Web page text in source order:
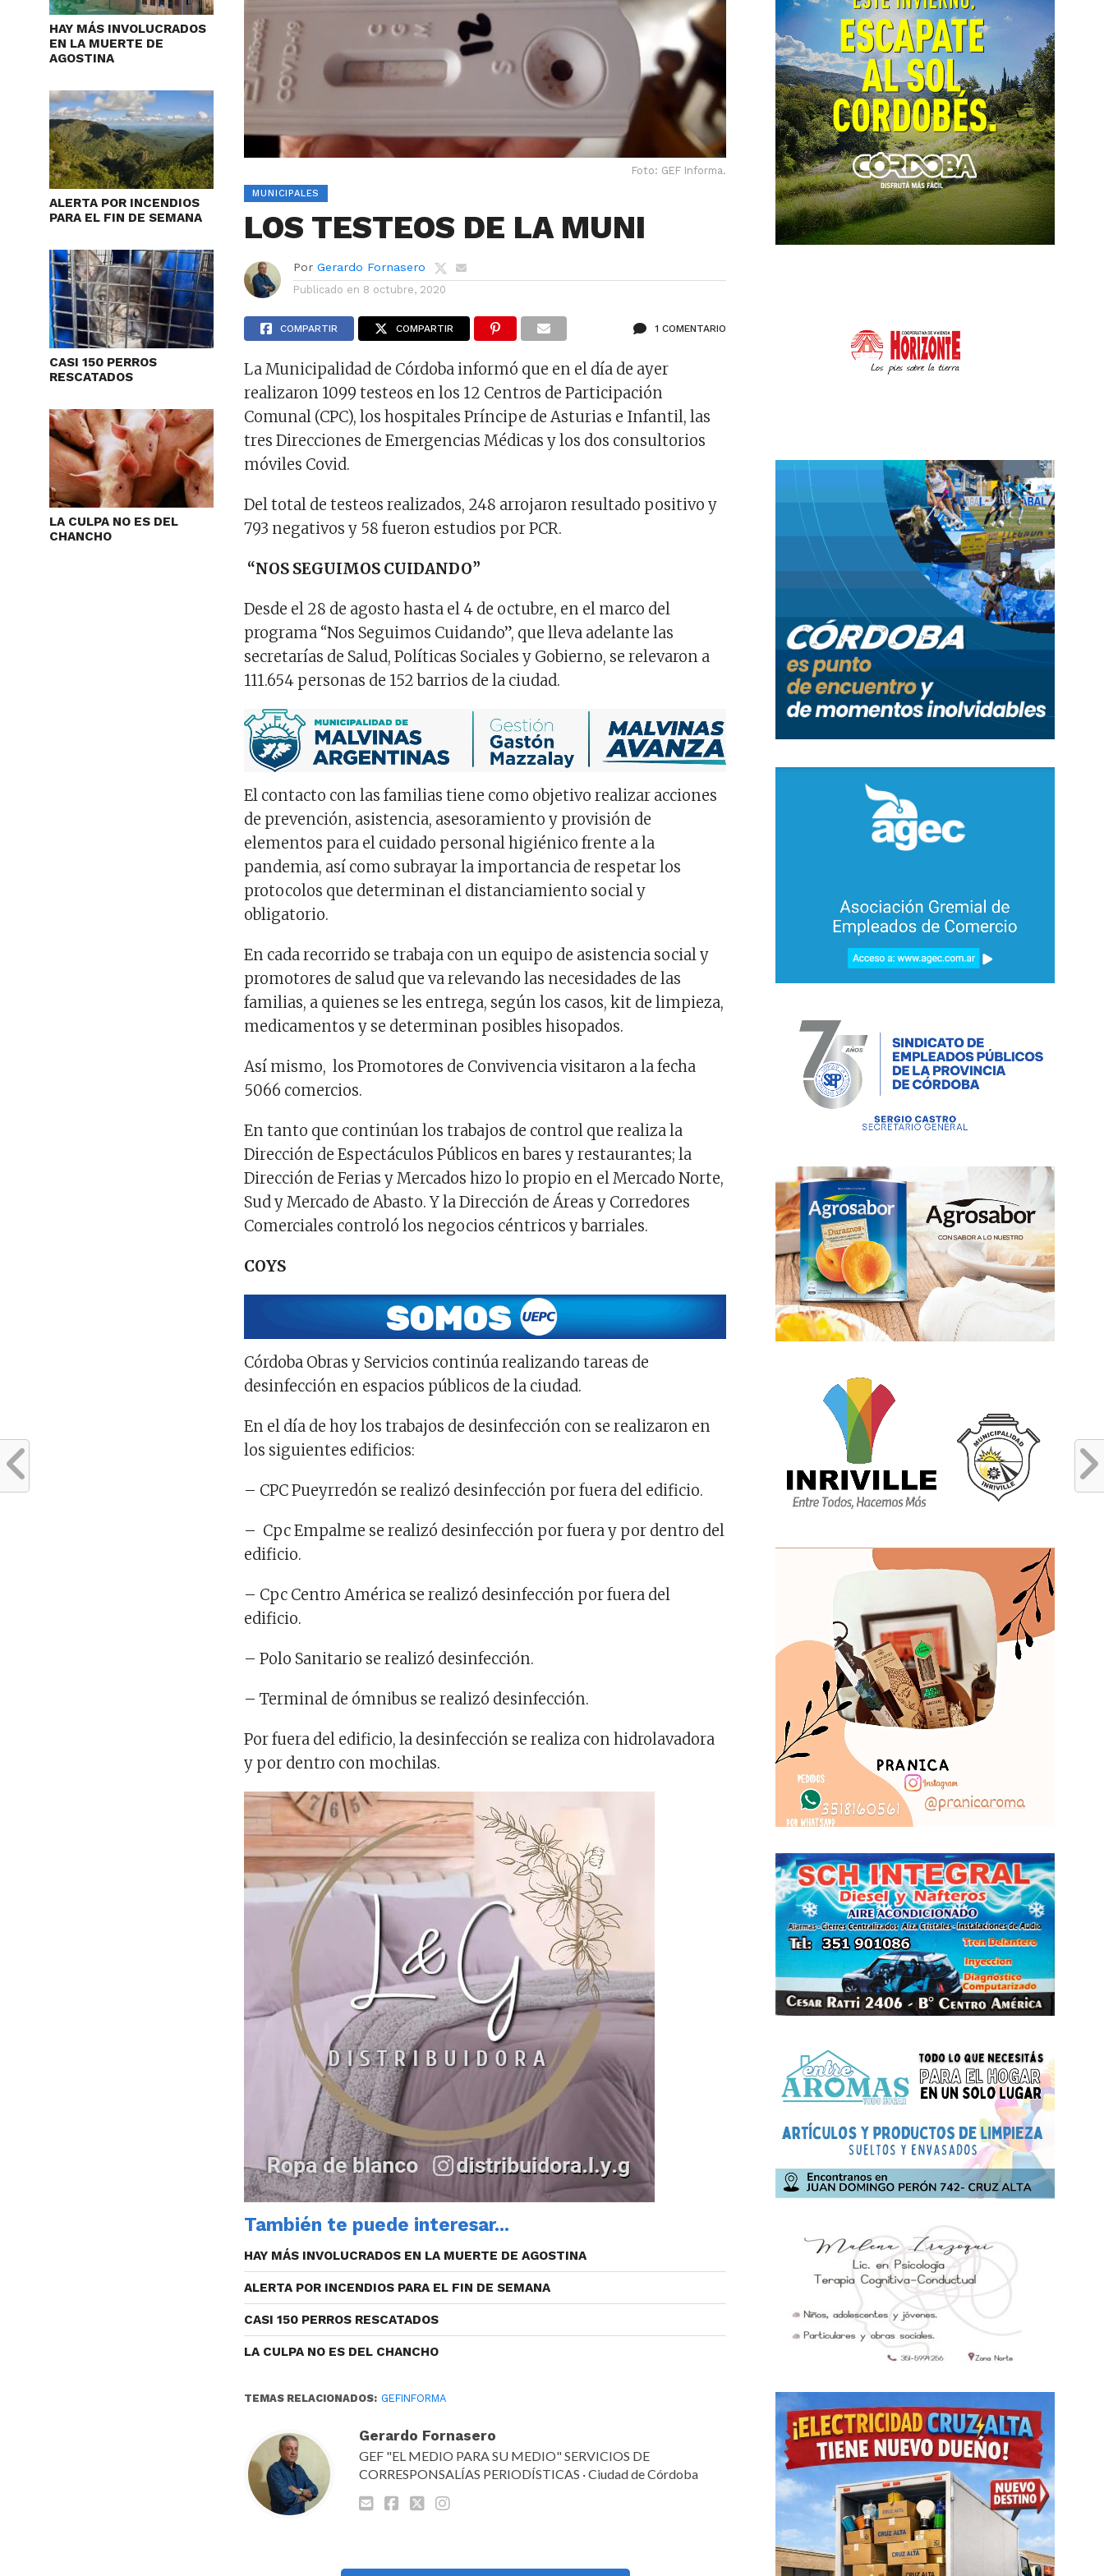
HAY MÁS INVOLUCRADOS
EN LA MUERTE DE
AGOSTINA
ALERTA POR INCENDIOS
PARA EL FIN DE SEMANA
CASI 150 PERROS
RESCATADOS
LA CULPA NO ES DEL
CHANCHO
Foto: GEF Informa.
MUNICIPALES
LOS TESTEOS DE LA MUNI
Por Gerardo Fornasero
Publicado en 8 octubre, 2020
COMPARTIR COMPARTIR 1 COMENTARIO
La Municipalidad de Córdoba informó que en el día de ayer
realizaron 1099 testeos en los 12 Centros de Participación
Comunal (CPC), los hospitales Príncipe de Asturias e Infantil, las
tres Direcciones de Emergencias Médicas y los dos consultorios
móviles Covid.
Del total de testeos realizados, 248 arrojaron resultado positivo y
793 negativos y 58 fueron estudios por PCR.
“NOS SEGUIMOS CUIDANDO”
Desde el 28 de agosto hasta el 4 de octubre, en el marco del
programa “Nos Seguimos Cuidando”, que lleva adelante las
secretarías de Salud, Políticas Sociales y Gobierno, se relevaron a
111.654 personas de 152 barrios de la ciudad.
El contacto con las familias tiene como objetivo realizar acciones
de prevención, asistencia, asesoramiento y provisión de
elementos para el cuidado personal higiénico frente a la
pandemia, así como subrayar la importancia de respetar los
protocolos que determinan el distanciamiento social y
obligatorio.
En cada recorrido se trabaja con un equipo de asistencia social y
promotores de salud que va relevando las necesidades de las
familias, a quienes se les entrega, según los casos, kit de limpieza,
medicamentos y se determinan posibles hisopados.
Así mismo, los Promotores de Convivencia visitaron a la fecha
5066 comercios.
En tanto que continúan los trabajos de control que realiza la
Dirección de Espectáculos Públicos en bares y restaurantes; la
Dirección de Ferias y Mercados hizo lo propio en el Mercado Norte,
Sud y Mercado de Abasto. Y la Dirección de Áreas y Corredores
Comerciales controló los negocios céntricos y barriales.
COYS
Córdoba Obras y Servicios continúa realizando tareas de
desinfección en espacios públicos de la ciudad.
En el día de hoy los trabajos de desinfección con se realizaron en
los siguientes edificios:
– CPC Pueyrredón se realizó desinfección por fuera del edificio.
– Cpc Empalme se realizó desinfección por fuera y por dentro del
edificio.
– Cpc Centro América se realizó desinfección por fuera del
edificio.
– Polo Sanitario se realizó desinfección.
– Terminal de ómnibus se realizó desinfección.
Por fuera del edificio, la desinfección se realiza con hidrolavadora
y por dentro con mochilas.
También te puede interesar...
HAY MÁS INVOLUCRADOS EN LA MUERTE DE AGOSTINA
ALERTA POR INCENDIOS PARA EL FIN DE SEMANA
CASI 150 PERROS RESCATADOS
LA CULPA NO ES DEL CHANCHO
TEMAS RELACIONADOS: GEFINFORMA
Gerardo Fornasero
GEF "EL MEDIO PARA SU MEDIO" SERVICIOS DE
CORRESPONSALÍAS PERIODÍSTICAS · Ciudad de Córdoba